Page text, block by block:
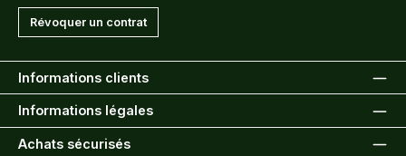
Révoquer un contrat
Informations clients
Informations légales
Achats sécurisés